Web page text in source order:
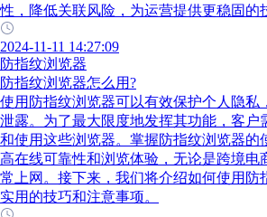
性，降低关联风险，为运营提供更稳固的
2024-11-11 14:27:09
防指纹浏览器
防指纹浏览器怎么用?
使用防指纹浏览器可以有效保护个人隐私
泄露。为了最大限度地发挥其功能，客户
和使用这些浏览器。掌握防指纹浏览器的
高在线可靠性和浏览体验，无论是跨境电
常上网。接下来，我们将介绍如何使用防
实用的技巧和注意事项。